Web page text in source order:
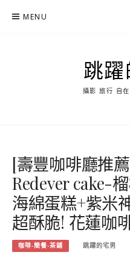
MENU
跳躍
攝影 旅行 自
[壽豐咖啡廳推
Redever cake-
海綿蛋糕+紫米
超酥脆! 花蓮咖
咖啡-簡餐-茶鋪 跳躍的宅男